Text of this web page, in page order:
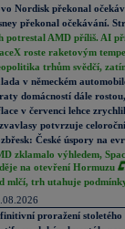
Nordisk překonal
překonal očekávání.
potrestal AMD příliš. AI
roste raketovým
trhům svědčí,
v německém
domácností dále
v červenci lehce
potvrzuje
České úspory na
zklamalo výhledem,
na otevření Hormuzu
mlčí, trh utahuje
proražení stoletého